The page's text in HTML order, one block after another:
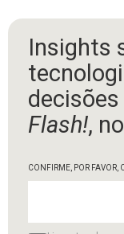
Insights
Flash!,
CONFIRME, POR FAVOR,